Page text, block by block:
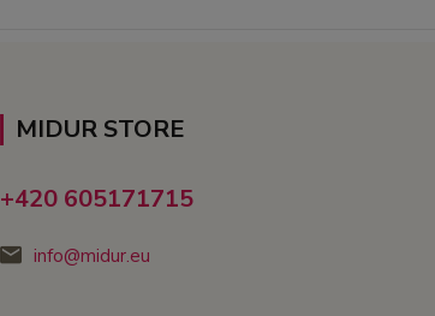
MIDUR STORE
+420 605171715
info@midur.eu